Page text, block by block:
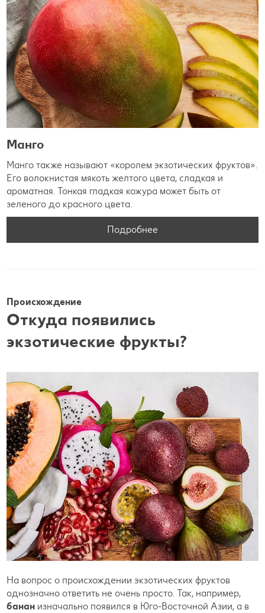
Манго
Манго также называют «королем экзотических фруктов».
Его волокнистая мякоть желтого цвета, сладкая и
ароматная. Тонкая гладкая кожура может быть от
зеленого до красного цвета.
Подробнее
Происхождение
Откуда появились
экзотические фрукты?
На вопрос о происхождении экзотических фруктов
однозначно ответить не очень просто. Так, например,
банан изначально появился в Юго-Восточной Азии, а в